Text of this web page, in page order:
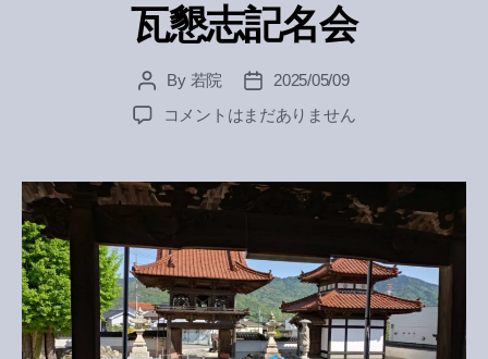
瓦懇志記名会
Post
author
By 若院
Post
date
2025/05/09
瓦
記
名
へ
の
コメントはまだありません